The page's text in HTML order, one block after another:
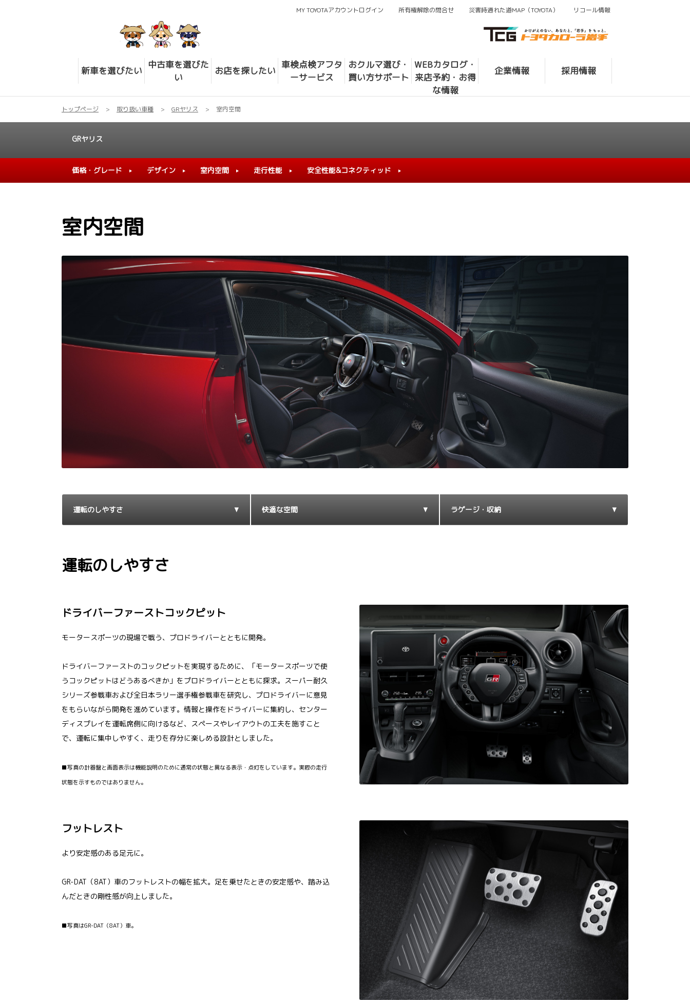
新車を選びたい
中古車を選びた
い
お店を探したい
車検点検アフタ
ーサービス
おクルマ選び・
買い方サポート
WEBカタログ・
来店予約・お得
な情報
企業情報 採用情報
MY TOYOTAアカウントログイン 所有権解除の問合せ 災害時通れた道MAP（TOYOTA） リコール情報
トップページ 取り扱い車種 GRヤリス 室内空間
GRヤリス
価格・グレード デザイン 室内空間 走行性能 安全性能&コネクティッド
室内空間
運転のしやすさ 快適な空間 ラゲージ・収納
運転のしやすさ
ドライバーファーストコックピット
モータースポーツの現場で戦う、プロドライバーとともに開発。
ドライバーファーストのコックピットを実現するために、「モータースポーツで使
うコックピットはどうあるべきか」をプロドライバーとともに探求。スーパー耐久
シリーズ参戦車および全日本ラリー選手権参戦車を研究し、プロドライバーに意見
をもらいながら開発を進めています。情報と操作をドライバーに集約し、センター
ディスプレイを運転席側に向けるなど、スペースやレイアウトの工夫を施すこと
で、運転に集中しやすく、走りを存分に楽しめる設計としました。
■写真の計器盤と画面表示は機能説明のために通常の状態と異なる表示・点灯をしています。実際の走行
状態を示すものではありません。
フットレスト
より安定感のある足元に。
GR-DAT（8AT）車のフットレストの幅を拡大。足を乗せたときの安定感や、踏み込
んだときの剛性感が向上しました。
■写真はGR-DAT（8AT）車。